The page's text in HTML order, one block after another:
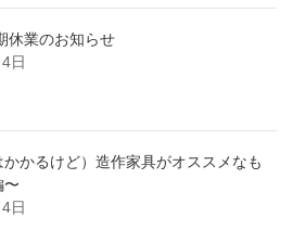
休業のお知らせ
日
かかるけど）造作家具がオススメなも
〜
日